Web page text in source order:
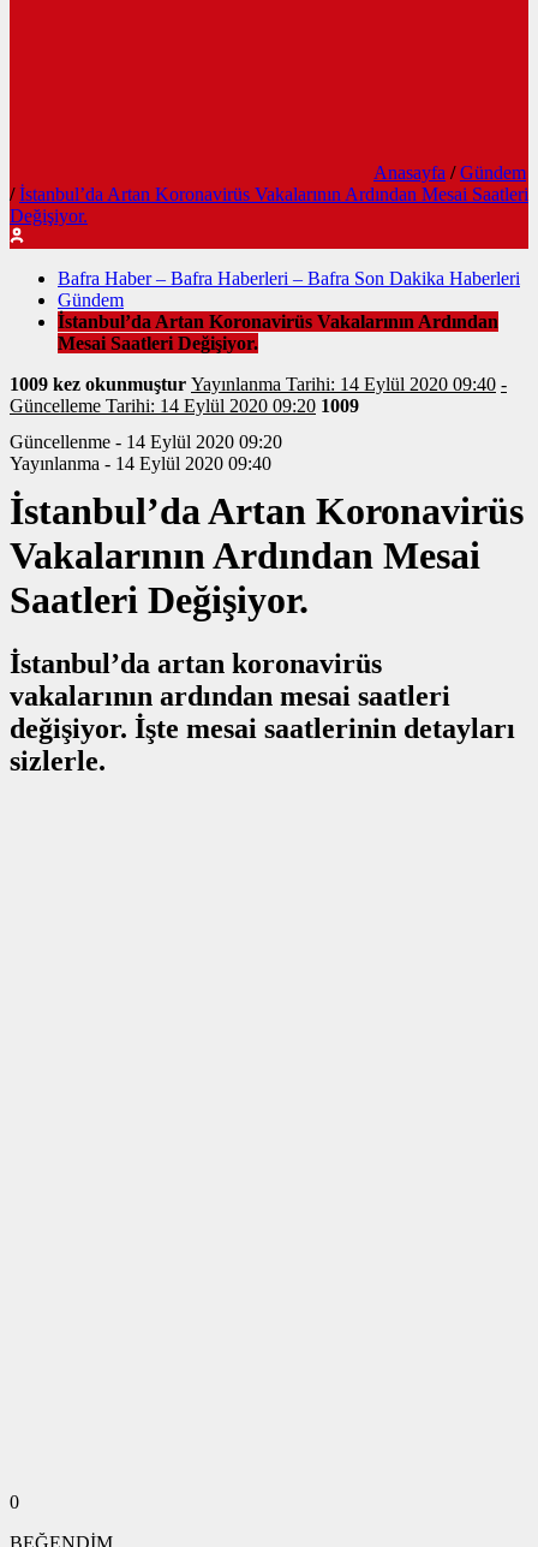
Anasayfa / Gündem
/ İstanbul’da Artan Koronavirüs Vakalarının Ardından Mesai Saatleri
Değişiyor.
Bafra Haber – Bafra Haberleri – Bafra Son Dakika Haberleri
Gündem
İstanbul’da Artan Koronavirüs Vakalarının Ardından
Mesai Saatleri Değişiyor.
1009 kez okunmuştur Yayınlanma Tarihi: 14 Eylül 2020 09:40 -
Güncelleme Tarihi: 14 Eylül 2020 09:20 1009
Güncellenme - 14 Eylül 2020 09:20
Yayınlanma - 14 Eylül 2020 09:40
İstanbul’da Artan Koronavirüs
Vakalarının Ardından Mesai
Saatleri Değişiyor.
İstanbul’da artan koronavirüs
vakalarının ardından mesai saatleri
değişiyor. İşte mesai saatlerinin detayları
sizlerle.
0